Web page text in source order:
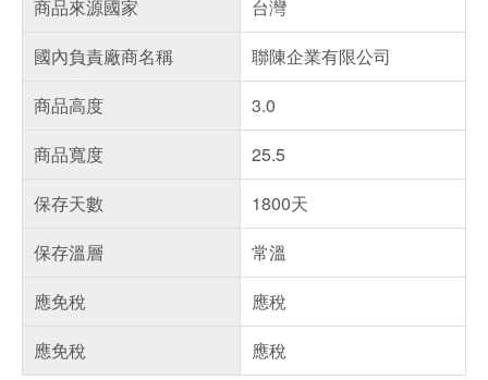
商品來源國家
台灣
國內負責廠商名稱
聯陳企業有限公司
商品高度
3.0
商品寬度
25.5
保存天數
1800天
保存溫層
常溫
應免稅
應稅
應免稅
應稅